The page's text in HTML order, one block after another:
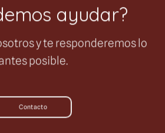
ayudar?
y te responderemos lo
posible.
Contacto